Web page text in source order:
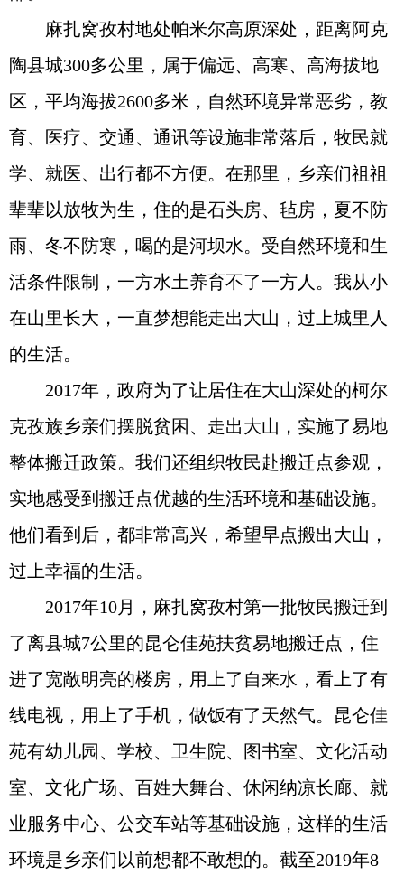
麻扎窝孜村地处帕米尔高原深处，距离阿克
陶县城300多公里，属于偏远、高寒、高海拔地
区，平均海拔2600多米，自然环境异常恶劣，教
育、医疗、交通、通讯等设施非常落后，牧民就
学、就医、出行都不方便。在那里，乡亲们祖祖
辈辈以放牧为生，住的是石头房、毡房，夏不防
雨、冬不防寒，喝的是河坝水。受自然环境和生
活条件限制，一方水土养育不了一方人。我从小
在山里长大，一直梦想能走出大山，过上城里人
的生活。
2017年，政府为了让居住在大山深处的柯尔
克孜族乡亲们摆脱贫困、走出大山，实施了易地
整体搬迁政策。我们还组织牧民赴搬迁点参观，
实地感受到搬迁点优越的生活环境和基础设施。
他们看到后，都非常高兴，希望早点搬出大山，
过上幸福的生活。
2017年10月，麻扎窝孜村第一批牧民搬迁到
了离县城7公里的昆仑佳苑扶贫易地搬迁点，住
进了宽敞明亮的楼房，用上了自来水，看上了有
线电视，用上了手机，做饭有了天然气。昆仑佳
苑有幼儿园、学校、卫生院、图书室、文化活动
室、文化广场、百姓大舞台、休闲纳凉长廊、就
业服务中心、公交车站等基础设施，这样的生活
环境是乡亲们以前想都不敢想的。截至2019年8